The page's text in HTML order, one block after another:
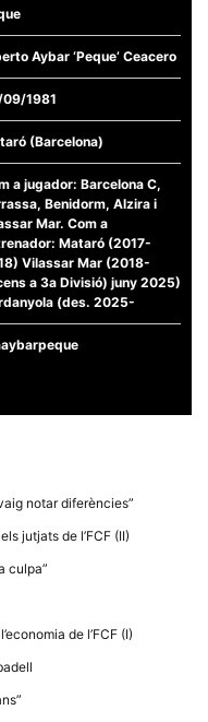
Aybar ‘Peque’ Ceacero
1981
(Barcelona)
a jugador: Barcelona C,
Benidorm, Alzira i
Mar. Com a
Mataró (2017-
Vilassar Mar (2018-
a 3a Divisió) juny 2025)
(des. 2025-
notar diferències”
jutjats de l’FCF (II)
culpa”
de l’FCF (I)
Necessàries
Aquestes
cookies no
són
opcionals,
per al
dades
de manera
del lloc web
estructura.
Experiència